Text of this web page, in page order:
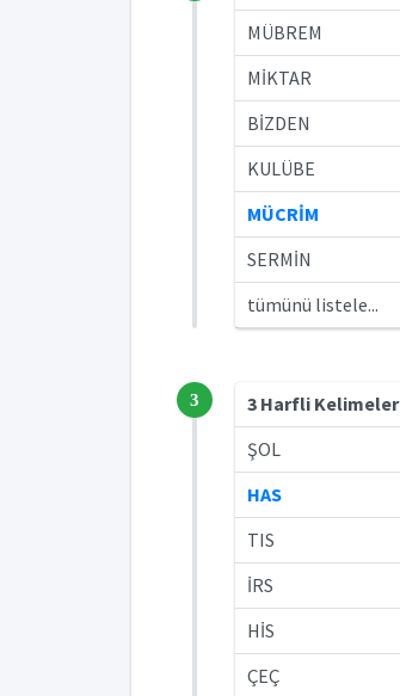
MÜBREM
MİKTAR
BİZDEN
KULÜBE
MÜCRİM
SERMİN
tümünü listele...
3
3 Harfli Kelimeler
ŞOL
HAS
TIS
İRS
HİS
ÇEÇ